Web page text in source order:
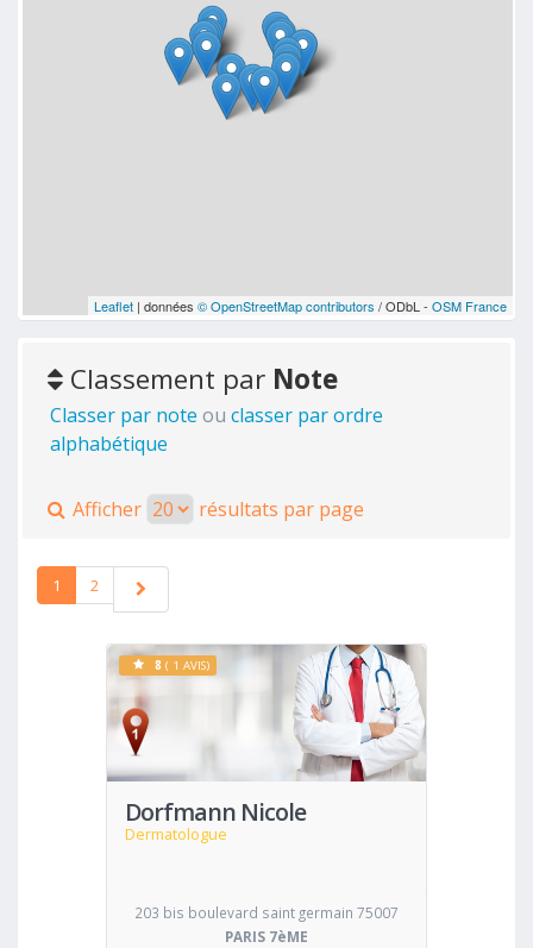
Leaflet| données © OpenStreetMap contributors / ODbL - OSM France
Classement par Note
Classer par note ou classer par ordre
alphabétique
Afficher résultats par page
1 2
Dorfmann Nicole
Dermatologue
Voir
8 ( 1 AVIS)
203 bis boulevard saint germain 75007
PARIS 7èME